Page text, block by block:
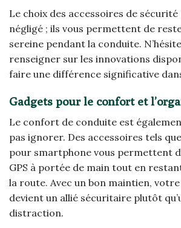
Le choix des accessoires de
négligé ; ils vous permettent de
sereine pendant la conduite.
renseigner sur les innovations
faire une différence significative
Gadgets pour le confort et
Le confort de conduite est
pas ignorer. Des accessoires tels
pour smartphone vous permettent
GPS à portée de main tout en
la route. Avec un bon maintien,
devient un allié sécuritaire plutôt
distraction.